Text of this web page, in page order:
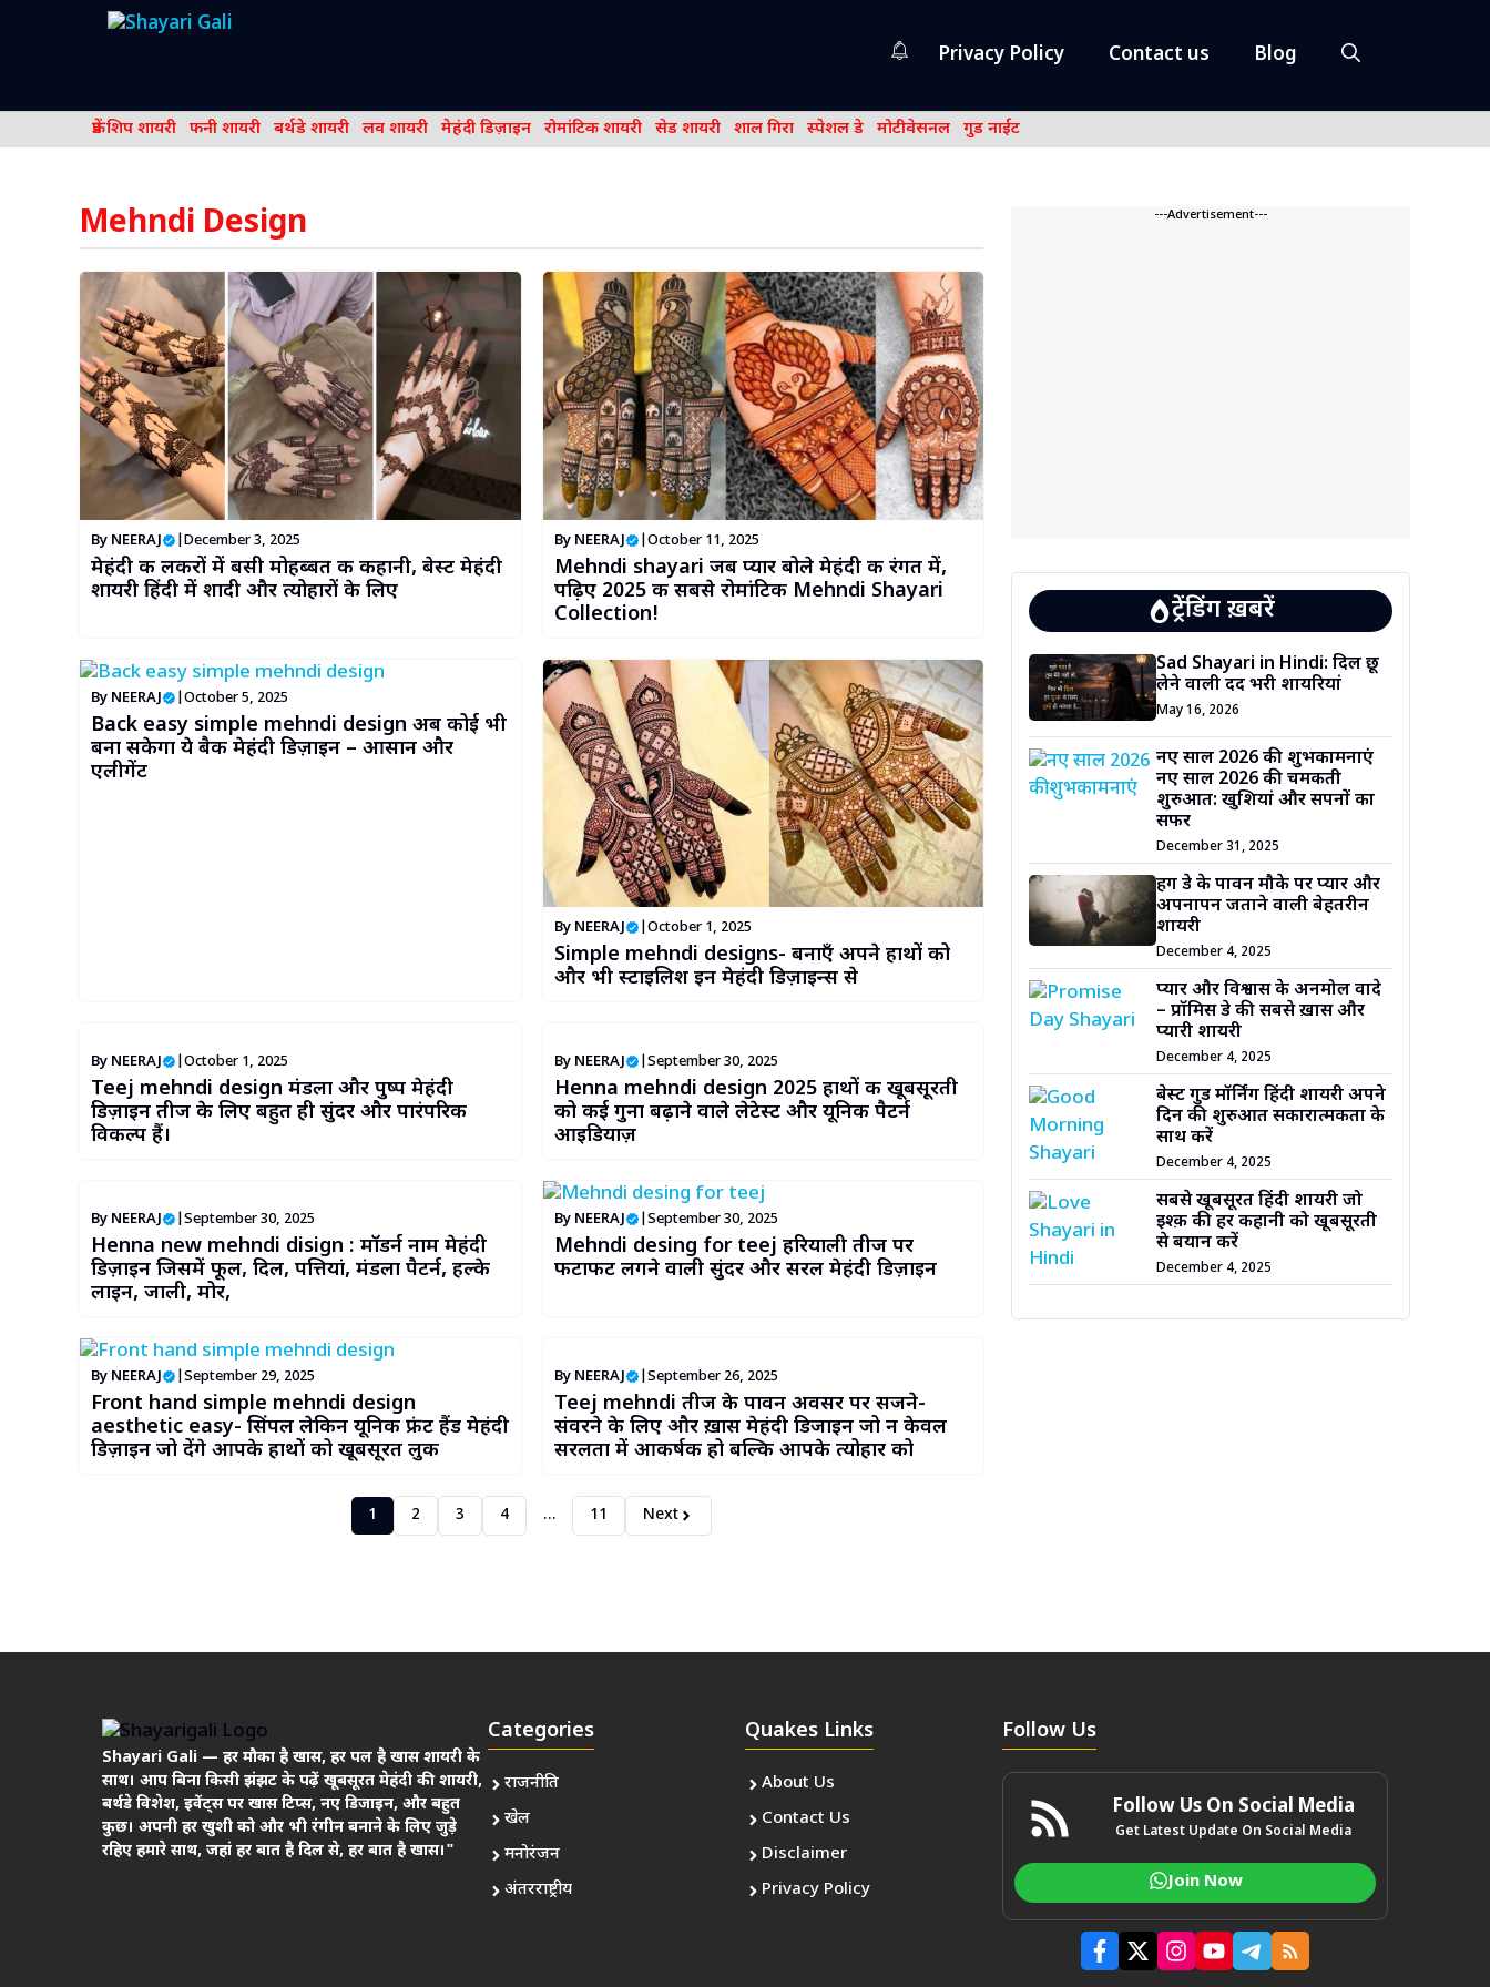
Privacy Policy Contact us Blog
फ्रेंड शिप शायरी फनी शायरी बर्थडे शायरी लव शायरी मेहंदी डिज़ाइन रोमांटिक शायरी सेड शायरी शाल गिरा स्पेशल डे मोटीवेसनल गुड नाईट
Mehndi Design
By NEERAJ December 3, 2025
मेहंदी की लकीरों में बसी मोहब्बत की कहानी, बेस्ट मेहंदी
शायरी हिंदी में शादी और त्योहारों के लिए
By NEERAJ | October 11, 2025
Mehndi shayari जब प्यार बोले मेहंदी की रंगत में,
पढ़िए 2025 की सबसे रोमांटिक Mehndi Shayari
Collection! ​
By NEERAJ October 5, 2025
Back easy simple mehndi design अब कोई भी
बना सकेगा ये बैक मेहंदी डिज़ाइन – आसान और
एलीगेंट
By NEERAJ | October 1, 2025
Simple mehndi designs- बनाएँ अपने हाथों को
और भी स्टाइलिश इन मेहंदी डिज़ाइन्स से
By NEERAJ October 1, 2025
Teej mehndi design मंडला और पुष्प मेहंदी
डिज़ाइन तीज के लिए बहुत ही सुंदर और पारंपरिक
विकल्प हैं।
By NEERAJ | September 30, 2025
Henna mehndi design 2025 हाथों की खूबसूरती
को कई गुना बढ़ाने वाले लेटेस्ट और यूनिक पैटर्न
आइडियाज़
By NEERAJ September 30, 2025
Henna new mehndi disign : मॉडर्न नाम मेहंदी
डिज़ाइन जिसमें फूल, दिल, पत्तियां, मंडला पैटर्न, हल्के
लाइन, जाली, मोर,
By NEERAJ | September 30, 2025
Mehndi desing for teej हरियाली तीज पर
फटाफट लगने वाली सुंदर और सरल मेहंदी डिज़ाइन
By NEERAJ September 29, 2025
Front hand simple mehndi design
aesthetic easy- सिंपल लेकिन यूनिक फ्रंट हैंड मेहंदी
डिज़ाइन जो देंगे आपके हाथों को खूबसूरत लुक
By NEERAJ | September 26, 2025
Teej mehndi तीज के पावन अवसर पर सजने-
संवरने के लिए और ख़ास मेहंदी डिजाइन जो न केवल
सरलता में आकर्षक हो बल्कि आपके त्योहार को
1 2 3 4 … 11 Next
---Advertisement---
ट्रेंडिंग ख़बरें
Sad Shayari in Hindi: दिल छू
लेने वाली दर्द भरी शायरियां
May 16, 2026
नए साल 2026 की शुभकामनाएं
नए साल 2026 की चमकती
शुरुआत: खुशियां और सपनों का
सफर
December 31, 2025
हग डे के पावन मौके पर प्यार और
अपनापन जताने वाली बेहतरीन
शायरी
December 4, 2025
प्यार और विश्वास के अनमोल वादे
– प्रॉमिस डे की सबसे ख़ास और
प्यारी शायरी
December 4, 2025
बेस्ट गुड मॉर्निंग हिंदी शायरी अपने
दिन की शुरुआत सकारात्मकता के
साथ करें
December 4, 2025
सबसे खूबसूरत हिंदी शायरी जो
इश्क़ की हर कहानी को खूबसूरती
से बयान करें
December 4, 2025
Shayari Gali — हर मौका है खास, हर पल है खास शायरी के
साथ। आप बिना किसी झंझट के पढ़ें खूबसूरत मेहंदी की शायरी,
बर्थडे विशेश, इवेंट्स पर खास टिप्स, नए डिजाइन, और बहुत
कुछ। अपनी हर खुशी को और भी रंगीन बनाने के लिए जुड़े
रहिए हमारे साथ, जहां हर बात है दिल से, हर बात है खास।"
Categories
राजनीति
खेल
मनोरंजन
अंतरराष्ट्रीय
Quakes Links
About Us
Contact Us
Disclaimer
Privacy Policy
Follow Us
Follow Us On Social Media
Get Latest Update On Social Media
Join Now